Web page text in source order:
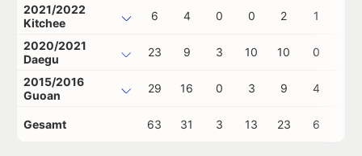
2021/2022
Kitchee
6 4 0 0 2 1
2020/2021
Daegu
23 9 3 10 10 0
2015/2016
Guoan
29 16 0 3 9 4
Gesamt 63 31 3 13 23 6